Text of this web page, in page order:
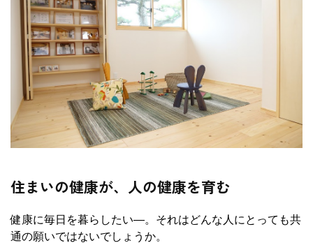
住まいの健康が、人の健康を育む
健康に毎日を暮らしたい―。それはどんな人にとっても共
通の願いではないでしょうか。